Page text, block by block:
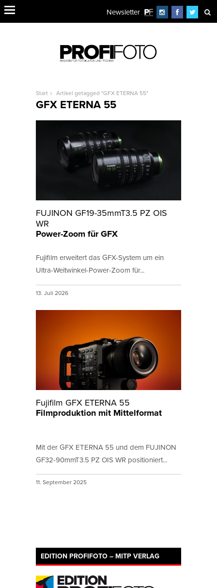
Newsletter
Start Artikel getagged "GFX ETERNA 55"
GFX ETERNA 55
FUJINON GF19-35mmT3.5 PZ OIS
WR
Power-Zoom für GFX
Fujifilm erweitert das GFX-System um ein
Ultra-Weitwinkel-Power-Zoom für...
13. Juli 2026
Fujifilm GFX ETERNA 55
Filmproduktion mit Mittelformat
Mit der GFX ETERNA 55 und dem FUJINON
GF32-90mmT3.5 PZ OIS WR positioniert...
11. September 2025
EDITION PROFIFOTO – MITP VERLAG